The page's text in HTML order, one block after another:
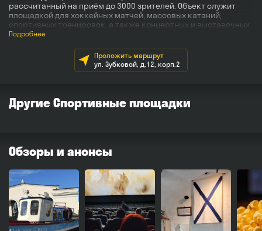
рассчитанный на приём до 3000 зрителей. Объект служит
площадкой для хоккейных матчей, массовых катаний,
спортивных тренировок, а также концертных и выставочных
мероприятий.
Комплекс располагает современной ледовой ареной,
тренажёрным залом, зонами для занятий настольным
теннисом и бильярдом, а также инфраструктурой для
Дворец спорта работает ежедневно и является одним
мероприятия.
Подробнее
Проложить маршрут
ул. Зубковой, д.12, корп.2
Другие Спортивные площадки
Обзоры и анонсы